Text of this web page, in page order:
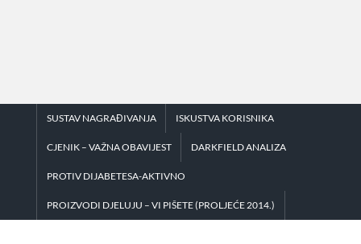
SUSTAV NAGRAĐIVANJA ISKUSTVA KORISNIKA
CJENIK – VAŽNA OBAVIJEST DARKFIELD ANALIZA
PROTIV DIJABETESA-AKTIVNO
PROIZVODI DJELUJU – VI PIŠETE (PROLJEĆE 2014.)